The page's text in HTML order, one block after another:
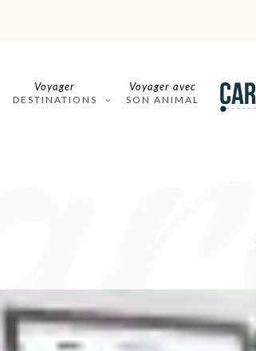
Voyager
DESTINATIONS
Voyager avec
SON ANIMAL